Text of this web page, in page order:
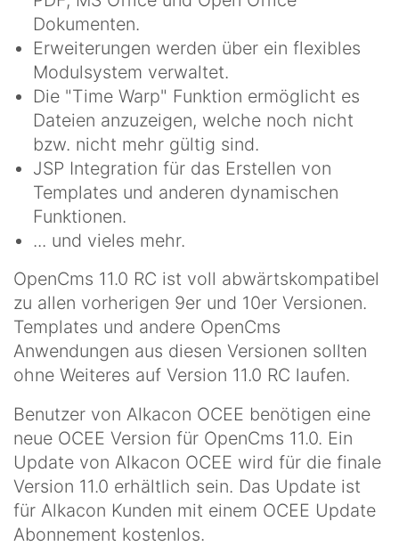
Dokumenten.
Erweiterungen werden über ein flexibles
Modulsystem verwaltet.
Die "Time Warp" Funktion ermöglicht es
Dateien anzuzeigen, welche noch nicht
bzw. nicht mehr gültig sind.
JSP Integration für das Erstellen von
Templates und anderen dynamischen
Funktionen.
... und vieles mehr.
OpenCms 11.0 RC ist voll abwärtskompatibel
zu allen vorherigen 9er und 10er Versionen.
Templates und andere OpenCms
Anwendungen aus diesen Versionen sollten
ohne Weiteres auf Version 11.0 RC laufen.
Benutzer von Alkacon OCEE benötigen eine
neue OCEE Version für OpenCms 11.0. Ein
Update von Alkacon OCEE wird für die finale
Version 11.0 erhältlich sein. Das Update ist
für Alkacon Kunden mit einem OCEE Update
Abonnement kostenlos.